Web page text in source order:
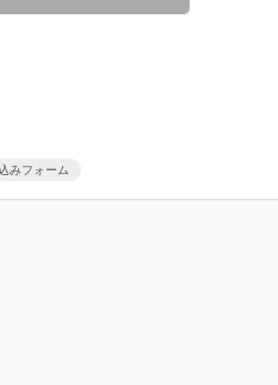
みフォーム
加または削除・利用の停止・消去
び、苦情の解決の申出先
会（JAPiCO）